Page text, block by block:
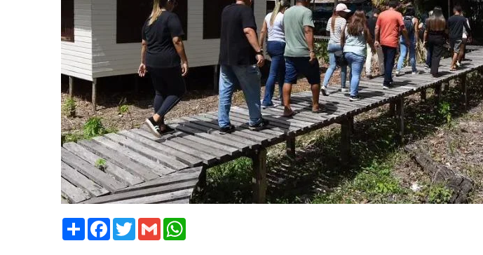
ShareFacebook
TwitterGmail